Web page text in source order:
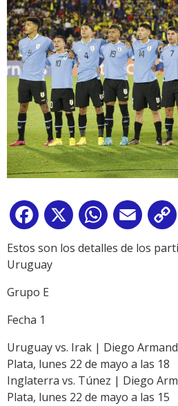
Facebook
X WhatsApp
Email
Estos son los detalles de los
Uruguay
Grupo E
Fecha 1
Uruguay vs. Irak | Diego
Plata, lunes 22 de mayo a las 18
Inglaterra vs. Túnez | Diego
Plata, lunes 22 de mayo a las 15